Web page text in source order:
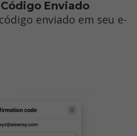
Código Enviado
enviado em seu e-